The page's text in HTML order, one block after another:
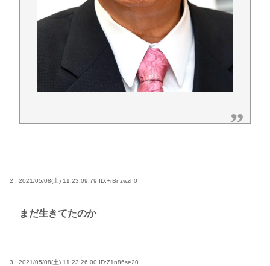
2 : 2021/05/08(土) 11:23:09.79 ID:+rBnzwzh0
まだ生きてたのか
3 : 2021/05/08(土) 11:23:26.00 ID:Z1n86se20